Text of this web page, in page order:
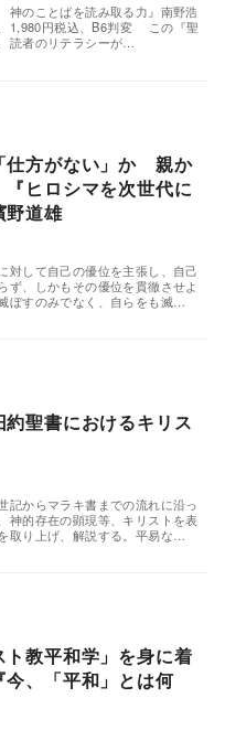
神のことばを読み取る力』南野浩
1,980円税込、B6判変 この『聖
読者のリテラシーが…
仕方がない」か 親か
ヒロシマを次世代に
野道雄
対して自己の優位を主張し、自己
ず、しかもその優位を貫徹させよ
ぼすのみでなく、自らをも滅…
約聖書におけるキリス
記からマラキ書までの流れに沿っ
神的存在の顕現等、キリストを表
取り上げ、解説する。平易な…
ト教平和学」を身に着
、「平和」とは何